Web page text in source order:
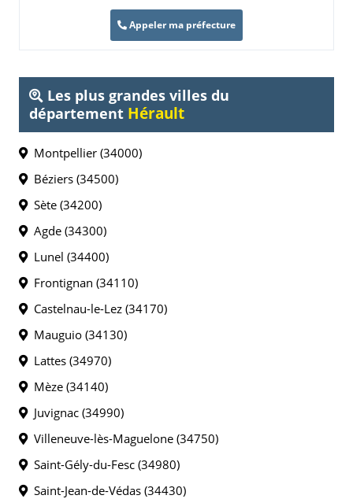
Appeler ma préfecture
Les plus grandes villes du
département Hérault
Montpellier (34000)
Béziers (34500)
Sète (34200)
Agde (34300)
Lunel (34400)
Frontignan (34110)
Castelnau-le-Lez (34170)
Mauguio (34130)
Lattes (34970)
Mèze (34140)
Juvignac (34990)
Villeneuve-lès-Maguelone (34750)
Saint-Gély-du-Fesc (34980)
Saint-Jean-de-Védas (34430)